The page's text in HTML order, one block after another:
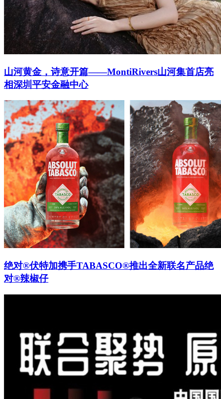
山河黄金，诗意开篇——MontiRivers山河集首店亮
相深圳平安金融中心
绝对®伏特加携手TABASCO®推出全新联名产品绝
对®辣椒仔